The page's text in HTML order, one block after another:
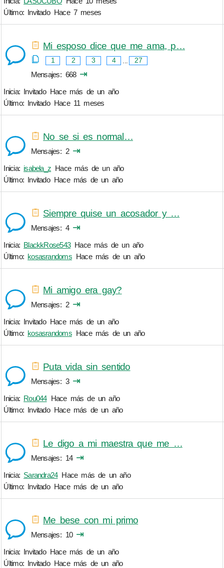
Último: Invitado Hace 7 meses
Mi esposo dice que me ama, p…
1 2 3 4 27
Mensajes 668 ⇥
Inicia: Invitado Hace más de un año
Último: Invitado Hace 11 meses
No se si es normal…
Mensajes 2 ⇥
Inicia: isabela_z Hace más de un año
Último: Invitado Hace más de un año
Siempre quise un acosador y …
Mensajes 4 ⇥
Inicia: BlackkRose543 Hace más de un año
Último: kosasrandoms Hace más de un año
Mi amigo era gay?
Mensajes 2 ⇥
Inicia: Invitado Hace más de un año
Último: kosasrandoms Hace más de un año
Puta vida sin sentido
Mensajes 3 ⇥
Inicia: Rou044 Hace más de un año
Último: Invitado Hace más de un año
Le digo a mi maestra que me …
Mensajes 14 ⇥
Inicia: Sarandra24 Hace más de un año
Último: Invitado Hace más de un año
Me bese con mi primo
Mensajes 10 ⇥
Inicia: Invitado Hace más de un año
Último: Invitado Hace más de un año